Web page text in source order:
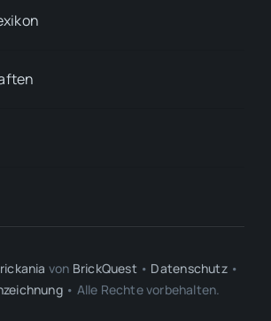
von BrickQuest • Datenschutz•
• Alle Rechte vorbehalten.